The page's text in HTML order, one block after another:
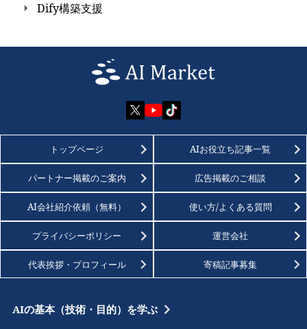
Dify構築支援
トップページ AIお役立ち記事一覧
パートナー掲載のご案内 広告掲載のご相談
AI会社紹介依頼（無料） 使い方/よくある質問
プライバシーポリシー 運営会社
代表挨拶・プロフィール 寄稿記事募集
AIの基本（技術・目的）を学ぶ